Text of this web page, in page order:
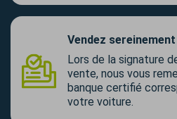
Vendez sereinement
Lors de la signature
vente, nous vous
banque certifié
votre voiture.